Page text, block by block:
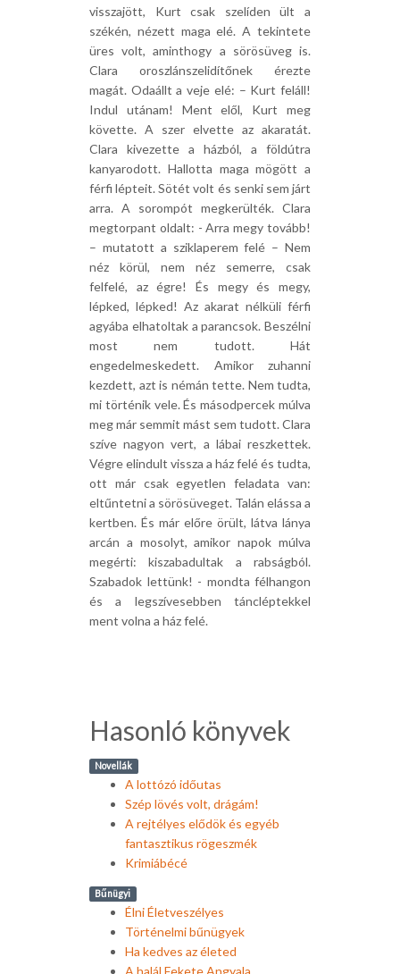
visszajött, Kurt csak szelíden ült a
székén, nézett maga elé. A tekintete
üres volt, aminthogy a sörösüveg is.
Clara oroszlánszelidítőnek érezte
magát. Odaállt a veje elé: – Kurt feláll!
Indul utánam! Ment elől, Kurt meg
követte. A szer elvette az akaratát.
Clara kivezette a házból, a földútra
kanyarodott. Hallotta maga mögött a
férfi lépteit. Sötét volt és senki sem járt
arra. A sorompót megkerülték. Clara
megtorpant oldalt: - Arra megy tovább!
– mutatott a sziklaperem felé – Nem
néz körül, nem néz semerre, csak
felfelé, az égre! És megy és megy,
lépked, lépked! Az akarat nélküli férfi
agyába elhatoltak a parancsok. Beszélni
most nem tudott. Hát
engedelmeskedett. Amikor zuhanni
kezdett, azt is némán tette. Nem tudta,
mi történik vele. És másodpercek múlva
meg már semmit mást sem tudott. Clara
szíve nagyon vert, a lábai reszkettek.
Végre elindult vissza a ház felé és tudta,
ott már csak egyetlen feladata van:
eltűntetni a sörösüveget. Talán elássa a
kertben. És már előre örült, látva lánya
arcán a mosolyt, amikor napok múlva
megérti: kiszabadultak a rabságból.
Szabadok lettünk! - mondta félhangon
és a legszívesebben táncléptekkel
ment volna a ház felé.
Hasonló könyvek
Novellák
A lottózó időutas
Szép lövés volt, drágám!
A rejtélyes elődök és egyéb
fantasztikus rögeszmék
Krimiábécé
Bűnügyi
Élni Életveszélyes
Történelmi bűnügyek
Ha kedves az életed
A halál Fekete Angyala